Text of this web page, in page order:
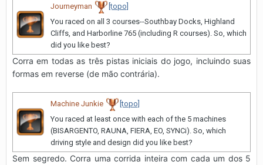
Journeyman
[topo]
You raced on all 3 courses--Southbay Docks, Highland
Cliffs, and Harborline 765 (including R courses). So, which
did you like best?
Corra em todas as três pistas iniciais do jogo, incluindo suas
formas em reverse (de mão contrária).
Machine Junkie
[topo]
You raced at least once with each of the 5 machines
(BISARGENTO, RAUNA, FIERA, EO, SYNCi). So, which
driving style and design did you like best?
Sem segredo. Corra uma corrida inteira com cada um dos 5